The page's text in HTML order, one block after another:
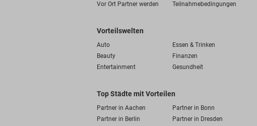
Vor Ort Partner werden
Teilnahmebedingungen
Vorteilswelten
Auto Essen & Trinken
Beauty
Finanzen
Entertainment
Gesundheit
Top Städte mit Vorteilen
Partner in Aachen Partner in Bonn
Partner in Berlin
Partner in Dresden